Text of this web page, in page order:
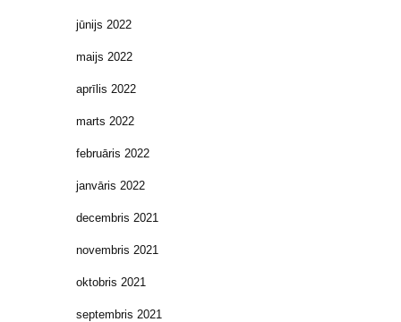
jūnijs 2022
maijs 2022
aprīlis 2022
marts 2022
februāris 2022
janvāris 2022
decembris 2021
novembris 2021
oktobris 2021
septembris 2021